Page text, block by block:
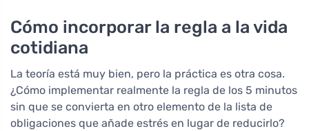
Cómo incorporar la regla a la vida
cotidiana
La teoría está muy bien, pero la práctica es otra cosa.
¿Cómo implementar realmente la regla de los 5 minutos
sin que se convierta en otro elemento de la lista de
obligaciones que añade estrés en lugar de reducirlo?